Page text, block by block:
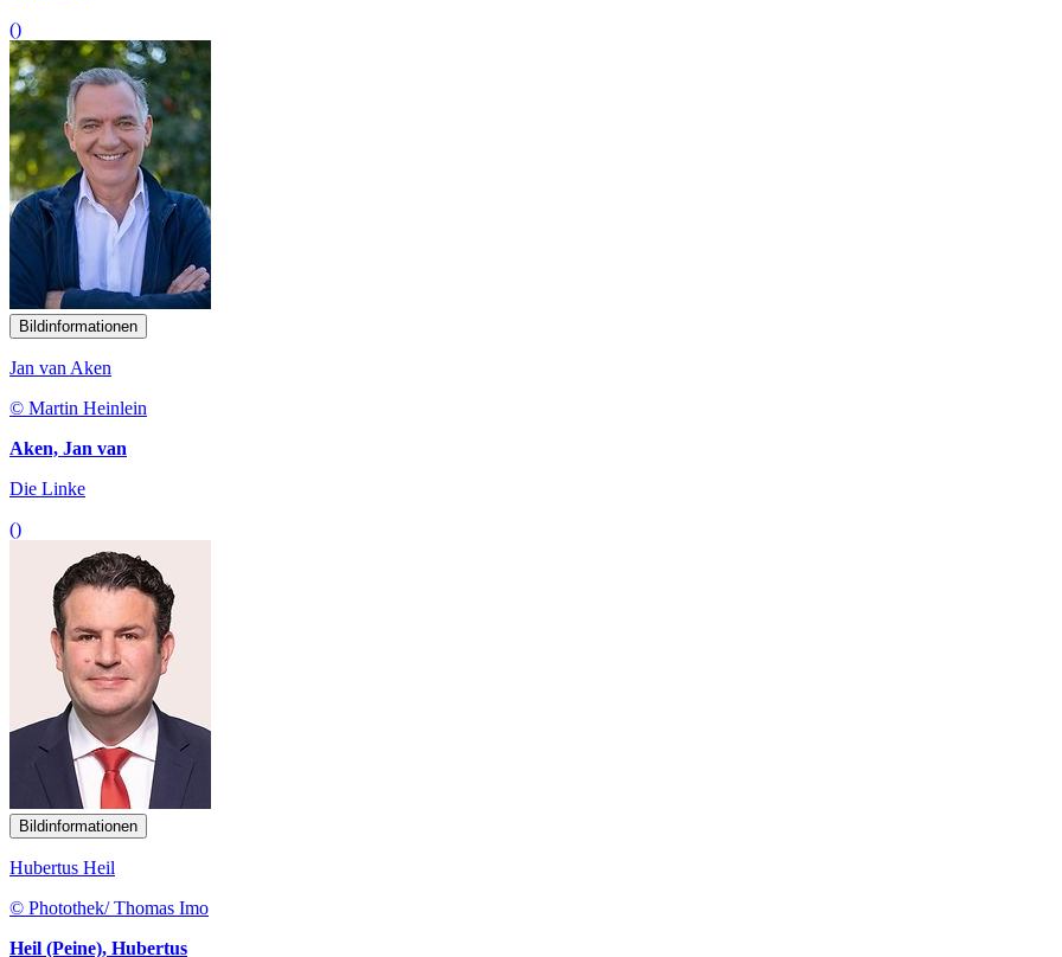
()
Bildinformationen
Jan van Aken
© Martin Heinlein
Aken, Jan van
Die Linke
()
Bildinformationen
Hubertus Heil
© Photothek/ Thomas Imo
Heil (Peine), Hubertus